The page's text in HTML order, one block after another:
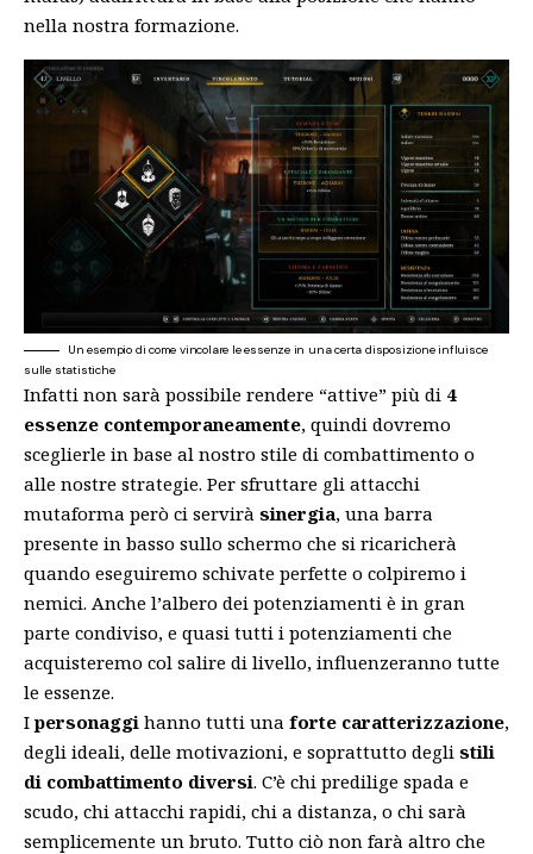
nella nostra formazione.
Un esempio di come vincolare le essenze in una certa disposizione influisce
sulle statistiche
Infatti non sarà possibile rendere “attive” più di 4
essenze contemporaneamente, quindi dovremo
sceglierle in base al nostro stile di combattimento o
alle nostre strategie. Per sfruttare gli attacchi
mutaforma però ci servirà sinergia, una barra
presente in basso sullo schermo che si ricaricherà
quando eseguiremo schivate perfette o colpiremo i
nemici. Anche l’albero dei potenziamenti è in gran
parte condiviso, e quasi tutti i potenziamenti che
acquisteremo col salire di livello, influenzeranno tutte
le essenze.
Ipersonaggi hanno tutti una forte caratterizzazione,
degli ideali, delle motivazioni, e soprattutto degli stili
di combattimento diversi. C’è chi predilige spada e
scudo, chi attacchi rapidi, chi a distanza, o chi sarà
semplicemente un bruto. Tutto ciò non farà altro che